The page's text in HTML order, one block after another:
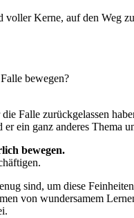
Kerne, auf den Weg
bewegen?
Falle zurückgelassen
ein ganz anderes Thema
bewegen.
sind, um diese
von wundersamem